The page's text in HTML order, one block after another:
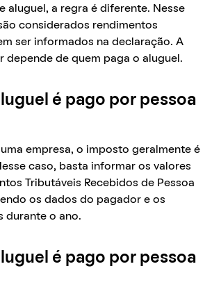
aluguel, a regra é diferente. Nesse
considerados rendimentos
ser informados na declaração. A
depende de quem paga o aluguel.
é pago por pessoa
empresa, o imposto geralmente é
caso, basta informar os valores
Tributáveis Recebidos de Pessoa
os dados do pagador e os
durante o ano.
é pago por pessoa